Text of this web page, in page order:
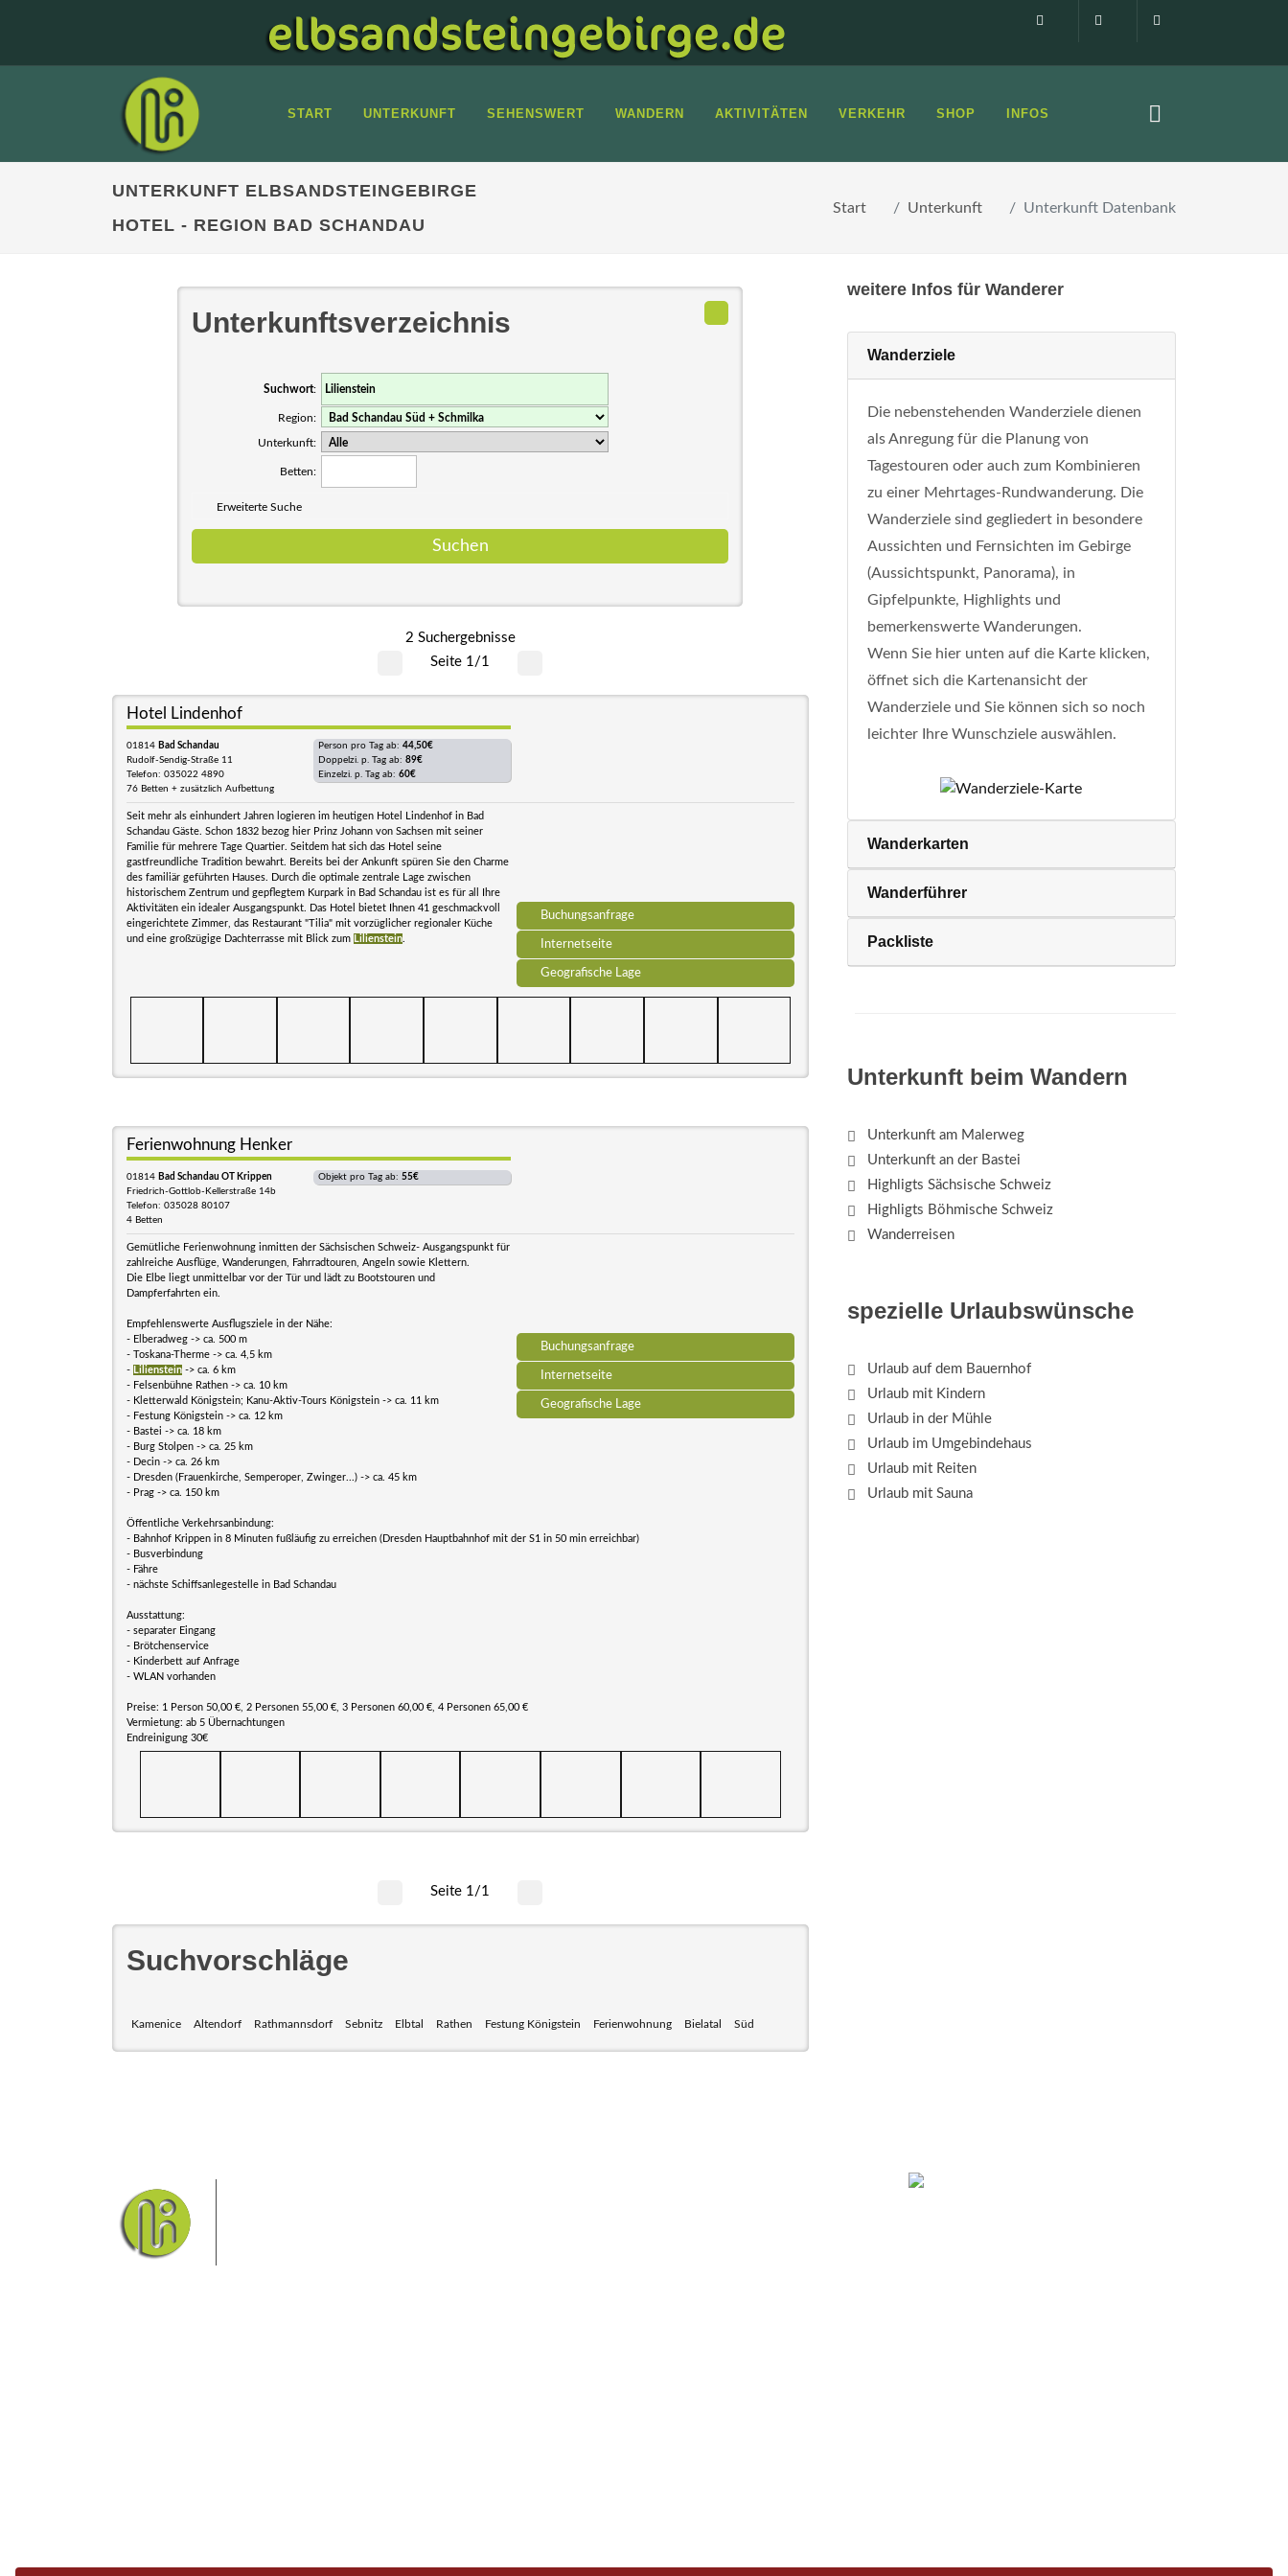
Impressum0160 99873408
START UNTERKUNFT SEHENSWERT WANDERN AKTIVITÄTEN VERKEHR SHOP INFOS
UNTERKUNFT ELBSANDSTEINGEBIRGE
HOTEL - REGION BAD SCHANDAU
Start Unterkunft Unterkunft Datenbank
Unterkunftsverzeichnis
Suchwort:
Region:
Unterkunft:
Betten:
Erweiterte Suche
2 Suchergebnisse
Seite 1/1
Buchungsanfrage
Internetseite
Geografische Lage
Hotel Lindenhof
01814 Bad Schandau
Rudolf-Sendig-Straße 11
Telefon: 035022 4890
76 Betten + zusätzlich Aufbettung
Person pro Tag ab: 44,50€
Doppelzi. p. Tag ab: 89€
Einzelzi. p. Tag ab: 60€
Seit mehr als einhundert Jahren logieren im heutigen Hotel Lindenhof in Bad
Schandau Gäste. Schon 1832 bezog hier Prinz Johann von Sachsen mit seiner
Familie für mehrere Tage Quartier. Seitdem hat sich das Hotel seine
gastfreundliche Tradition bewahrt. Bereits bei der Ankunft spüren Sie den Charme
des familiär geführten Hauses. Durch die optimale zentrale Lage zwischen
historischem Zentrum und gepflegtem Kurpark in Bad Schandau ist es für all Ihre
Aktivitäten ein idealer Ausgangspunkt. Das Hotel bietet Ihnen 41 geschmackvoll
eingerichtete Zimmer, das Restaurant "Tilia" mit vorzüglicher regionaler Küche
und eine großzügige Dachterrasse mit Blick zum Lilienstein
Buchungsanfrage
Internetseite
Geografische Lage
Ferienwohnung Henker
01814 Bad Schandau OT Krippen
Friedrich-Gottlob-Kellerstraße 14b
Telefon: 035028 80107
4 Betten
Objekt pro Tag ab: 55€
Gemütliche Ferienwohnung inmitten der Sächsischen Schweiz- Ausgangspunkt für
zahlreiche Ausflüge, Wanderungen, Fahrradtouren, Angeln sowie Klettern.
Die Elbe liegt unmittelbar vor der Tür und lädt zu Bootstouren und
Dampferfahrten ein.
Empfehlenswerte Ausflugsziele in der Nähe:
- Elberadweg -> ca. 500 m
- Toskana-Therme -> ca. 4,5 km
- Lilienstein -> ca. 6 km
- Felsenbühne Rathen -> ca. 10 km
- Kletterwald Königstein; Kanu-Aktiv-Tours Königstein -> ca. 11 km
- Festung Königstein -> ca. 12 km
- Bastei -> ca. 18 km
- Burg Stolpen -> ca. 25 km
- Decin -> ca. 26 km
- Dresden (Frauenkirche, Semperoper, Zwinger...) -> ca. 45 km
- Prag -> ca. 150 km
Öffentliche Verkehrsanbindung:
- Bahnhof Krippen in 8 Minuten fußläufig zu erreichen (Dresden Hauptbahnhof mit der S1 in 50 min erreichbar)
- Busverbindung
- Fähre
- nächste Schiffsanlegestelle in Bad Schandau
Ausstattung:
- separater Eingang
- Brötchenservice
- Kinderbett auf Anfrage
- WLAN vorhanden
Preise: 1 Person 50,00 €, 2 Personen 55,00 €, 3 Personen 60,00 €, 4 Personen 65,00 €
Vermietung: ab 5 Übernachtungen
Endreinigung 30€
Seite 1/1
Suchvorschläge
Kamenice Altendorf Rathmannsdorf Sebnitz Elbtal Rathen Festung Königstein Ferienwohnung Bielatal Süd
weitere Infos für Wanderer
Wanderziele
Die nebenstehenden Wanderziele dienen
als Anregung für die Planung von
Tagestouren oder auch zum Kombinieren
zu einer Mehrtages-Rundwanderung. Die
Wanderziele sind gegliedert in besondere
Aussichten und Fernsichten im Gebirge
(Aussichtspunkt, Panorama), in
Gipfelpunkte, Highlights und
bemerkenswerte Wanderungen.
Wenn Sie hier unten auf die Karte klicken,
öffnet sich die Kartenansicht der
Wanderziele und Sie können sich so noch
leichter Ihre Wunschziele auswählen.
Wanderkarten
Wanderführer
Packliste
Unterkunft beim Wandern
Unterkunft am Malerweg
Unterkunft an der Bastei
Highligts Sächsische Schweiz
Highligts Böhmische Schweiz
Wanderreisen
spezielle Urlaubswünsche
Urlaub auf dem Bauernhof
Urlaub mit Kindern
Urlaub in der Mühle
Urlaub im Umgebindehaus
Urlaub mit Reiten
Urlaub mit Sauna